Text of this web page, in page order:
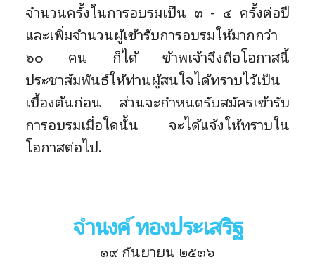
จำนวนครั้งในการอบรมเป็น ๓ - ๔ ครั้งต่อปี
และเพิ่มจำนวนผู้เข้ารับการอบรมให้มากกว่า
๖๐ คน ก็ได้ ข้าพเจ้าจึงถือโอกาสนี้
ประชาสัมพันธ์ให้ท่านผู้สนใจได้ทราบไว้เป็น
เบื้องต้นก่อน ส่วนจะกำหนดรับสมัครเข้ารับ
การอบรมเมื่อใดนั้น จะได้แจ้งให้ทราบใน
โอกาสต่อไป.
จำนงค์ ทองประเสริฐ
๑๙ กันยายน ๒๕๓๖